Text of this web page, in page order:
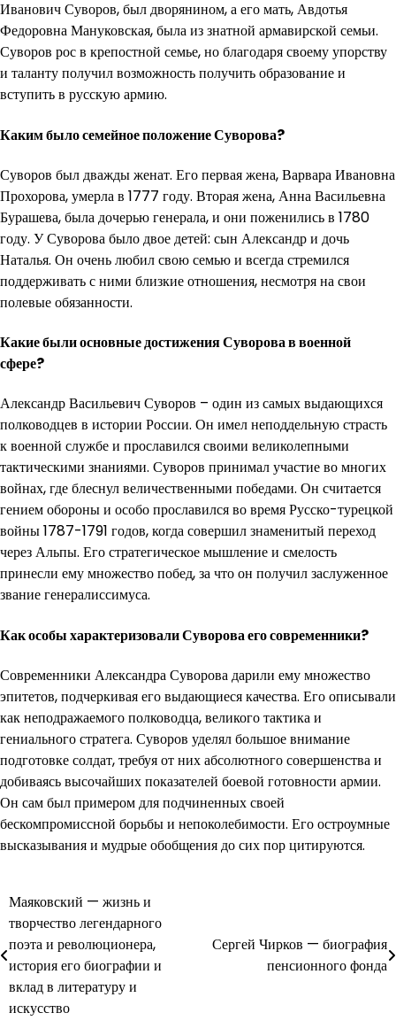
Иванович Суворов, был дворянином, а его мать, Авдотья
Федоровна Мануковская, была из знатной армавирской семьи.
Суворов рос в крепостной семье, но благодаря своему упорству
и таланту получил возможность получить образование и
вступить в русскую армию.
Каким было семейное положение Суворова?
Суворов был дважды женат. Его первая жена, Варвара Ивановна
Прохорова, умерла в 1777 году. Вторая жена, Анна Васильевна
Бурашева, была дочерью генерала, и они поженились в 1780
году. У Суворова было двое детей: сын Александр и дочь
Наталья. Он очень любил свою семью и всегда стремился
поддерживать с ними близкие отношения, несмотря на свои
полевые обязанности.
Какие были основные достижения Суворова в военной
сфере?
Александр Васильевич Суворов – один из самых выдающихся
полководцев в истории России. Он имел неподдельную страсть
к военной службе и прославился своими великолепными
тактическими знаниями. Суворов принимал участие во многих
войнах, где блеснул величественными победами. Он считается
гением обороны и особо прославился во время Русско-турецкой
войны 1787-1791 годов, когда совершил знаменитый переход
через Альпы. Его стратегическое мышление и смелость
принесли ему множество побед, за что он получил заслуженное
звание генералиссимуса.
Как особы характеризовали Суворова его современники?
Современники Александра Суворова дарили ему множество
эпитетов, подчеркивая его выдающиеся качества. Его описывали
как неподражаемого полководца, великого тактика и
гениального стратега. Суворов уделял большое внимание
подготовке солдат, требуя от них абсолютного совершенства и
добиваясь высочайших показателей боевой готовности армии.
Он сам был примером для подчиненных своей
бескомпромиссной борьбы и непоколебимости. Его остроумные
высказывания и мудрые обобщения до сих пор цитируются.
Навигация
по
записям
Маяковский — жизнь и
творчество легендарного
поэта и революционера,
история его биографии и
вклад в литературу и
искусство
Сергей Чирков — биография
пенсионного фонда